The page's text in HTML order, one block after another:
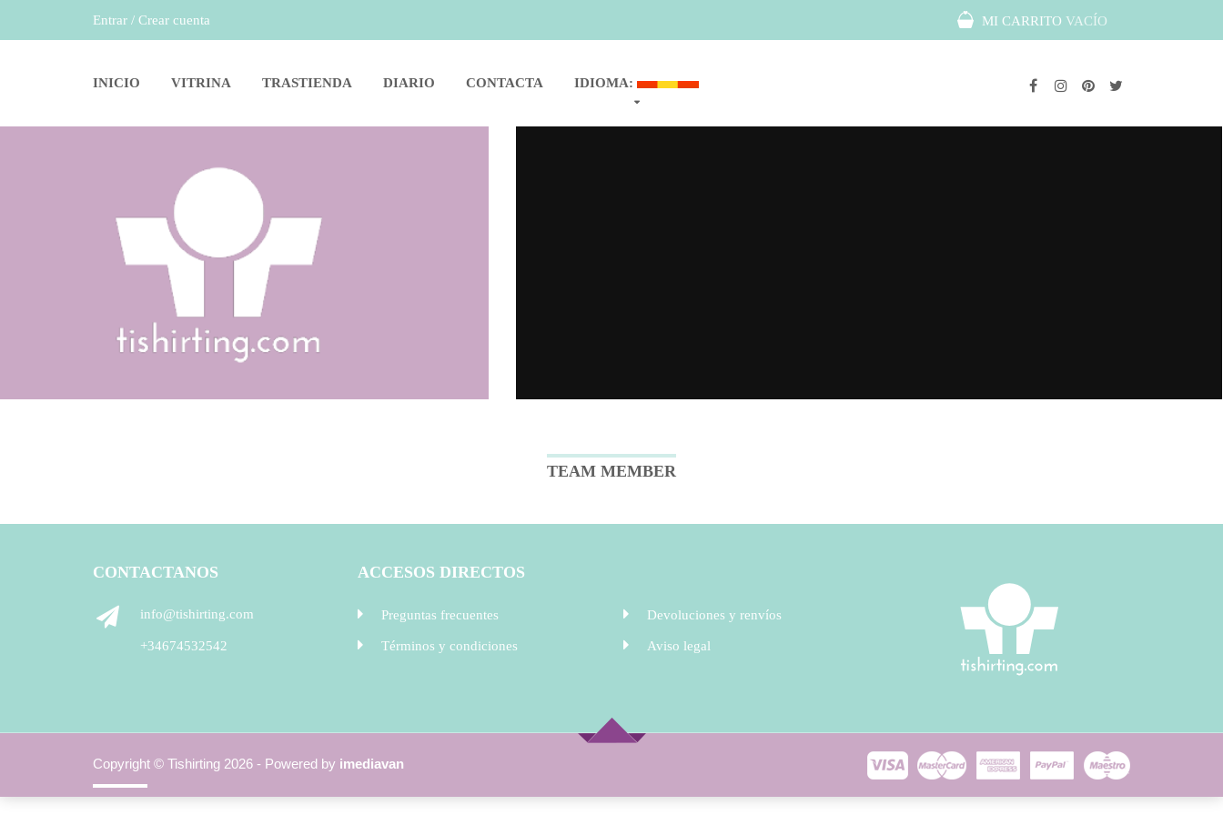
Entrar / Crear cuenta MI CARRITO VACÍO
INICIO VITRINA TRASTIENDA DIARIO CONTACTA IDIOMA:
TEAM MEMBER
CONTACTANOS
info@tishirting.com
+34674532542
ACCESOS DIRECTOS
Preguntas frecuentes
Términos y condiciones
Devoluciones y renvíos
Aviso legal
Copyright © Tishirting 2026 - Powered by imediavan